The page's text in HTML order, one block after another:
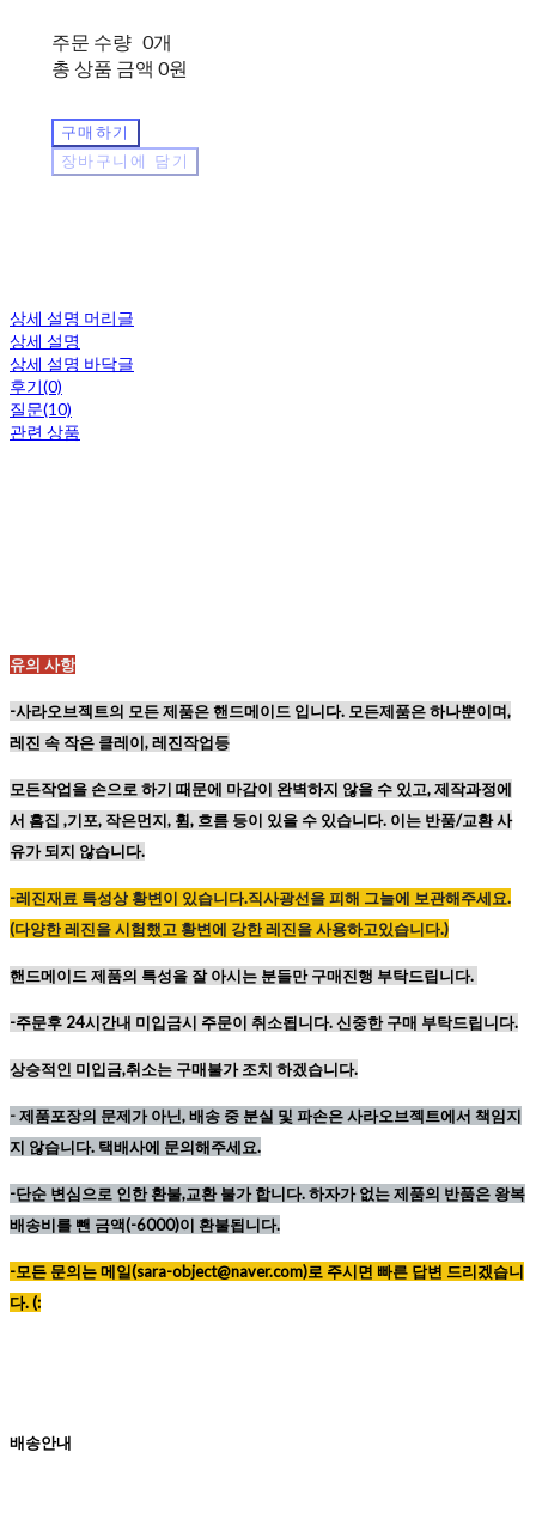
주문 수량 0개
총 상품 금액 0원
구매하기
장바구니에 담기
상세 설명 머리글
상세 설명
상세 설명 바닥글
후기(0)
질문(10)
관련 상품
유의 사항
-사라오브젝트의 모든 제품은 핸드메이드 입니다. 모든제품은 하나뿐이며,
레진 속 작은 클레이, 레진작업등
모든작업을 손으로 하기 때문에 마감이 완벽하지 않을 수 있고,제작과정에
서 흠집 ,기포, 작은먼지, 휨, 흐름 등이 있을 수 있습니다. 이는 반품/교환 사
유가 되지 않습니다.
-레진재료 특성상황변이 있습니다.직사광선을피해 그늘에 보관해주세요.
(다양한레진을시험했고황변에 강한레진을사용하고있습니다.)
핸드메이드 제품의 특성을 잘 아시는 분들만 구매진행 부탁드립니다.
-주문후 24시간내 미입금시 주문이 취소됩니다. 신중한 구매 부탁드립니다.
상승적인 미입금,취소는 구매불가 조치 하겠습니다.
-제품포장의 문제가 아닌, 배송 중 분실 및 파손은 사라오브젝트에서 책임지
지 않습니다. 택배사에 문의해주세요.
-단순 변심으로 인한 환불,교환 불가 합니다. 하자가 없는 제품의 반품은 왕복
배송비를 뺀 금액(-6000)이 환불됩니다.
-모든 문의는 메일(sara-object@naver.com)로 주시면 빠른 답변 드리겠습니
다. (:
배송안내